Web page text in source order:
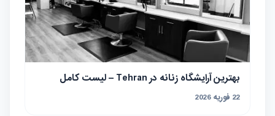
بهترین آرایشگاه زنانه در Tehran – لیست کامل
22 فوریه 2026